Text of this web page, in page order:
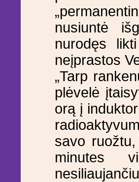
nusiuntė
nurodęs
neįprastos
„Tarp
plėvelė
orą į
savo
minutes